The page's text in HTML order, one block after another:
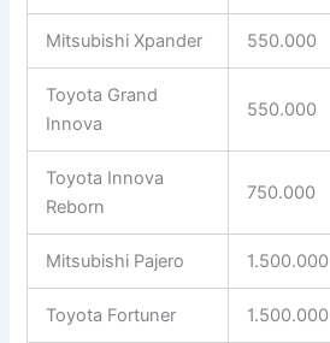
Mitsubishi Xpander 550.000
Toyota Grand
Innova
550.000
Toyota Innova
Reborn
750.000
Mitsubishi Pajero 1.500.000
Toyota Fortuner 1.500.000